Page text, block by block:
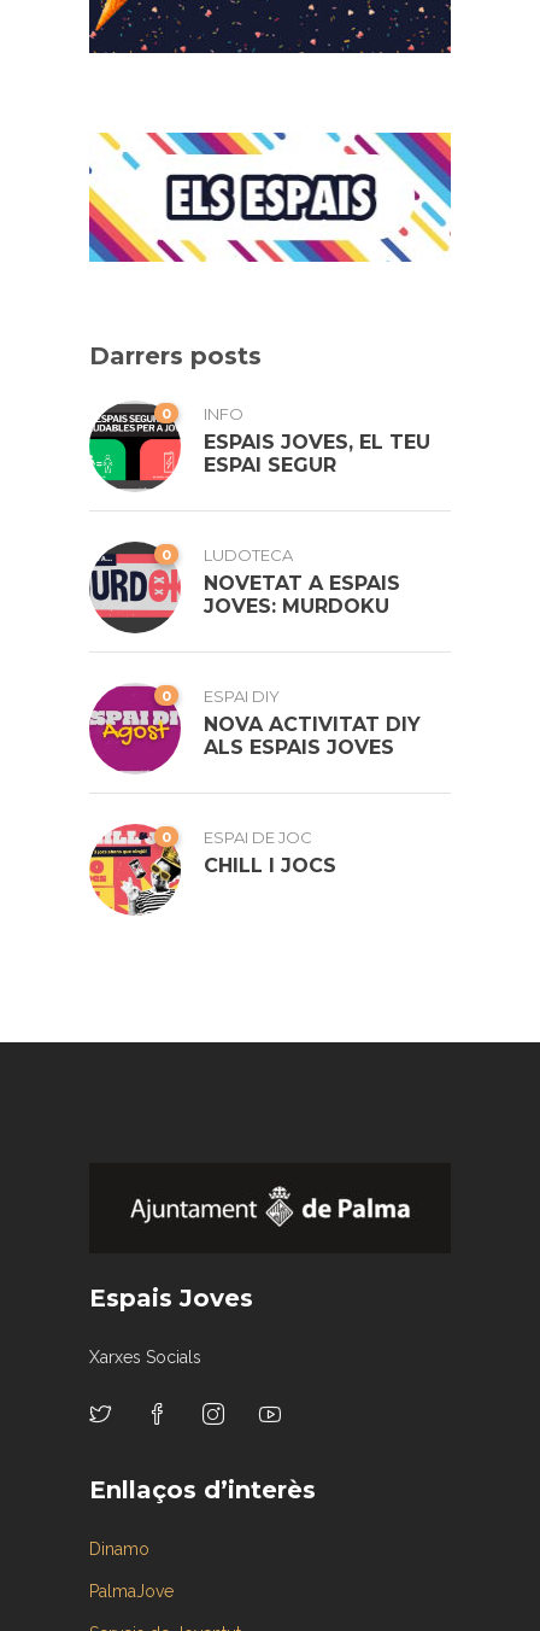
Darrers posts
0 INFO
ESPAIS JOVES, EL TEU
ESPAI SEGUR
0 LUDOTECA
NOVETAT A ESPAIS
JOVES: MURDOKU
0 ESPAI DIY
NOVA ACTIVITAT DIY
ALS ESPAIS JOVES
0 ESPAI DE JOC
CHILL I JOCS
Espais Joves
Xarxes Socials
Enllaços d’interès
Dinamo
PalmaJove